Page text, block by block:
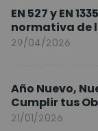
EN 527 y EN
normativa de
y sillas
29/04/2026
Año Nuevo,
Cumplir tus
Entrenando en
21/01/2026